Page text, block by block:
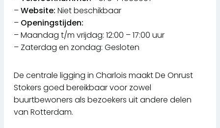
–Website: Niet beschikbaar
– Openingstijden:
– Maandag t/m vrijdag: 12:00 – 17:00 uur
– Zaterdag en zondag: Gesloten
De centrale ligging in Charlois maakt De Onrust
Stokers goed bereikbaar voor zowel
buurtbewoners als bezoekers uit andere delen
van Rotterdam.